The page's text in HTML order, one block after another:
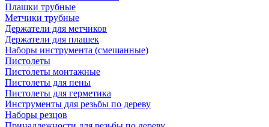
Плашки трубные
Метчики трубные
Держатели для метчиков
Держатели для плашек
Наборы инструмента (смешанные)
Пистолеты
Пистолеты монтажные
Пистолеты для пены
Пистолеты для герметика
Инструменты для резьбы по дереву
Наборы резцов